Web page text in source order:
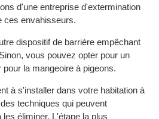
d'une entreprise d'extermination
ces envahisseurs.
dispositif de barrière empêchant
vous pouvez opter pour un
la mangeoire à pigeons.
à s'installer dans votre habitation à
techniques qui peuvent
éliminer. L'étape la plus